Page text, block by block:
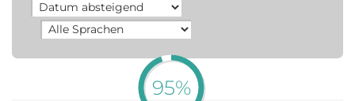
95%